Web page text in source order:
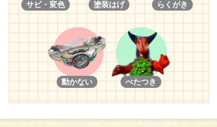
サビ・変色 塗装はげ らくがき
動かない べたつき